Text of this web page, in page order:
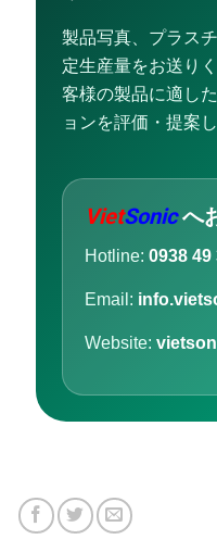
製品写真、プラス
定生産量をお送りく
客様の製品に適し
ョンを評価・提案し
VietSonicへ
Hotline: 0938 49
Email:
Website: